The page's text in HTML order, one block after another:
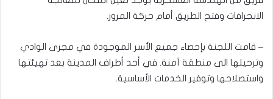
الانجرافات وفتح الطريق أمام حركة المرور.
– قامت اللجنة بإحصاء جميع الأسر الموجودة في مجرى الوادي
وترحيلها الى منطقة آمنة. في أحد أطراف المدينة بعد تهيئتها
واستصلاحها وتوفير الخدمات الأساسية.